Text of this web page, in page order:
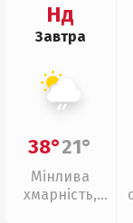
Нд
Завтра
38°21°
Мінлива
хмарність,